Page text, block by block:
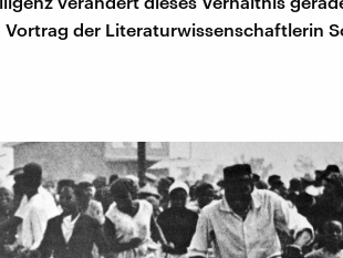
Vortrag der Literaturwissenschaftlerin